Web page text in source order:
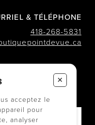
& TÉLÉPHONE
418-268-5831
?
+
acceptez le
pour
analyser